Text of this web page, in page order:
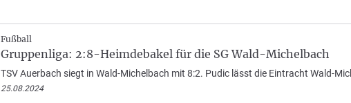
Fußball
Gruppenliga: 2:8-Heimdebakel für die SG Wald-Michelbach
TSV Auerbach siegt in Wald-Michelbach mit 8:2. Pudic lässt die Eintracht Wald-
25.08.2024